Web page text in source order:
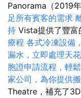
Panorama（2019
足所有賓客的需求
持 Vista提供了豐富
療程 各式冷凍設備
漏水，立即處理天
胞證申請流程，輕
家公司，為你提供
Theatre，補充了